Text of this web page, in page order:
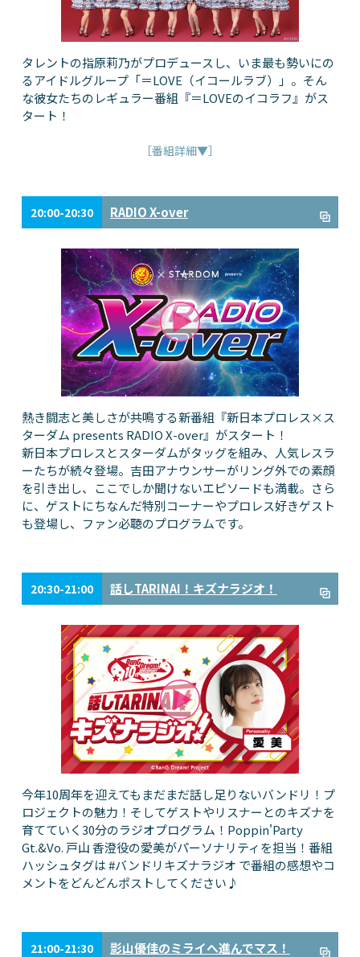
タレントの指原莉乃がプロデュースし、いま最も勢いにの
るアイドルグループ「＝LOVE（イコールラブ）」。そん
な彼女たちのレギュラー番組『＝LOVEのイコラフ』がス
タート！
［番組詳細▼］
20:00-20:30 RADIO X-over
熱き闘志と美しさが共鳴する新番組『新日本プロレス×ス
ターダム presents RADIO X-over』がスタート！
新日本プロレスとスターダムがタッグを組み、人気レスラ
ーたちが続々登場。吉田アナウンサーがリング外での素顔
を引き出し、ここでしか聞けないエピソードも満載。さら
に、ゲストにちなんだ特別コーナーやプロレス好きゲスト
も登場し、ファン必聴のプログラムです。
20:30-21:00 話しTARINAI！キズナラジオ！
今年10周年を迎えてもまだまだ話し足りないバンドリ！プ
ロジェクトの魅力！そしてゲストやリスナーとのキズナを
育てていく30分のラジオプログラム！Poppin'Party
Gt.&Vo. 戸山 香澄役の愛美がパーソナリティを担当！番組
ハッシュタグは #バンドリキズナラジオ で番組の感想やコ
メントをどんどんポストしてください♪
21:00-21:30 影山優佳のミライへ進んでマス！